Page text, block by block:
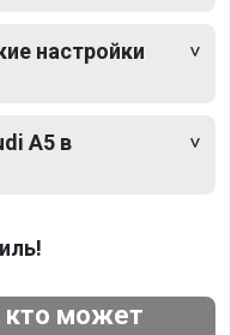
настройки
A5 в
кто может